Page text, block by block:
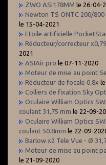
ZWO ASI178MM le 26-04-
Newton TS ONTC 200/
le 15-04-2021
Etoile artificielle
Réducteur/correcteur
2021
ASIAir pro le 07-11-2020
Moteur de mise au point
Réducteur de focale 0.8x
Colliers de fixation Sky
Oculaire William Optics
coulant 31,75 mm le 22-09-
Oculaire William Optics
coulant 50.8mm le 22-09-
Barlow x2 Tele Vue - Ø
Moteur de mise au point
le 21-09-2020